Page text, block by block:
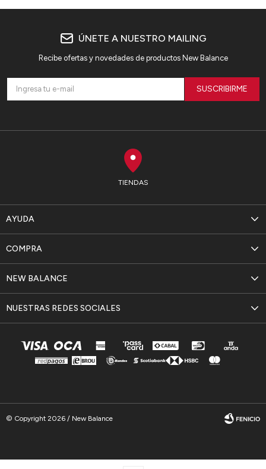
TIENDAS
AYUDA
NEW BALANCE
COMPRA
NUESTRAS REDES SOCIALES
ÚNETE A NUESTRO MAILING
Recibe ofertas y novedades de productos New Balance
SUSCRIBIRME
© Copyright 2026 / New Balance